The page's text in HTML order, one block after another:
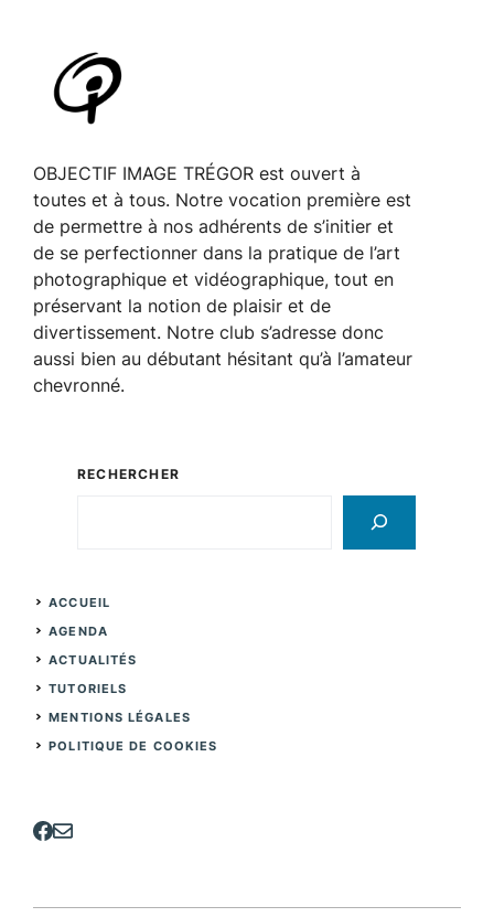
OBJECTIF IMAGE TRÉGOR est ouvert à
toutes et à tous. Notre vocation première est
de permettre à nos adhérents de s’initier et
de se perfectionner dans la pratique de l’art
photographique et vidéographique, tout en
préservant la notion de plaisir et de
divertissement. Notre club s’adresse donc
aussi bien au débutant hésitant qu’à l’amateur
chevronné.
RECHERCHER
ACCUEIL
AGENDA
ACTUALITÉS
TUTORIELS
MENTIONS LÉGALES
POLITIQUE DE COOKIES